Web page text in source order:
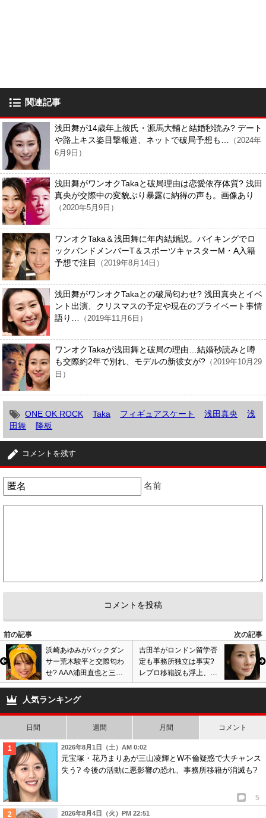
関連記事
浅田舞が14歳年上彼氏・源馬大輔と結婚秒読み? デート
や路上キス姿目撃報道、ネットで破局予想も…
（2024年
6月9日）
浅田舞がワンオクTakaと破局理由は恋愛依存体質? 浅田
真央が交際中の変貌ぶり暴露に納得の声も。画像あり
（2020年5月9日）
ワンオクTaka＆浅田舞に年内結婚説。バイキングでロ
ックバンドメンバーT＆スポーツキャスターM・A入籍
予想で注目
（2019年8月14日）
浅田舞がワンオクTakaとの破局匂わせ? 浅田真央とイベ
ント出演、クリスマスの予定や現在のプライベート事情
語り…
（2019年11月6日）
ワンオクTakaが浅田舞と破局の理由…結婚秒読みと噂
も交際約2年で別れ、モデルの新彼女が? （2019年10月29
日）
ONE OK ROCK Taka フィギュアスケート 浅田真央
浅
田舞
降板
コメントを残す
名前
前の記事
次の記事
浜崎あゆみがバックダン
サー荒木駿平と交際匂わ
せ? AAA浦田直也と三角
関係疑惑浮上も…
吉田羊がロンドン留学否
定も事務所独立は事実?
レプロ移籍説も浮上、真
木よう子に続く?
人気ランキング
日間 週間 月間 コメント
2026年8月1日（土）AM 0:02
元宝塚・花乃まりあが三山凌輝とW不倫疑惑で大チャンス
失う? 今後の活動に悪影響の恐れ、事務所移籍が消滅も?
5
2026年8月4日（火）PM 22:51